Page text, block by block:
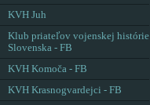
KVH Juh
Klub priateľov vojenskej histórie
Slovenska - FB
KVH Komoča - FB
KVH Krasnogvardejci - FB